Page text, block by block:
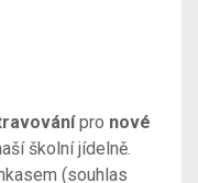
pro nové
školní jídelně.
(souhlas